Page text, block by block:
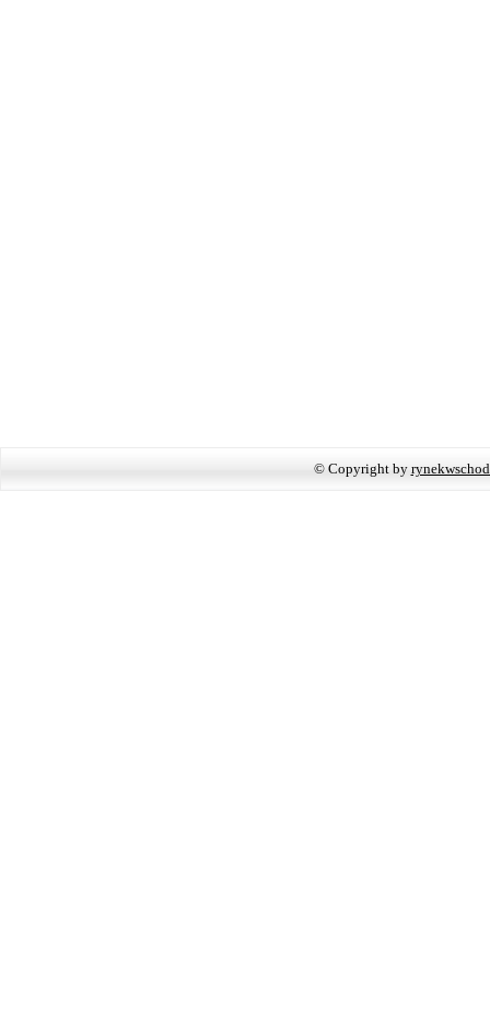
© Copyright by